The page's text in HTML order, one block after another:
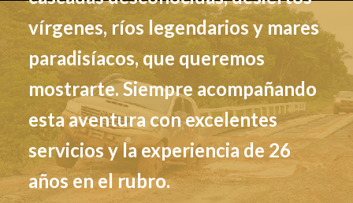
vírgenes, ríos legendarios y mares
paradisíacos, que queremos
mostrarte. Siempre acompañando
esta aventura con excelentes
servicios y la experiencia de 26
años en el rubro.